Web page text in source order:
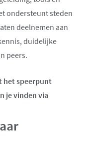
ondersteunt steden
deelnemen aan
duidelijke
peers.
het speerpunt
je vinden via